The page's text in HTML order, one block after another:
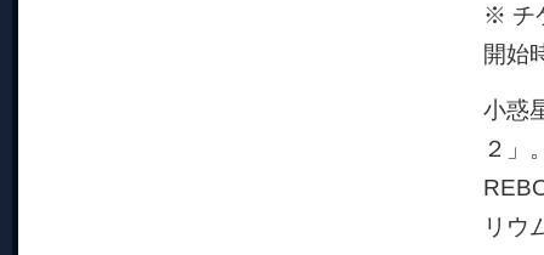
※ チ
開始
小惑
２」
リウ